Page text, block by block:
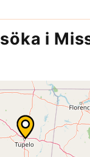
i